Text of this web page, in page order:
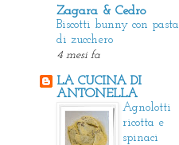
Zagara & Cedro
Biscotti bunny con pasta
di zucchero
4 mesi fa
LA CUCINA DI
ANTONELLA
Agnolotti
ricotta e
spinaci